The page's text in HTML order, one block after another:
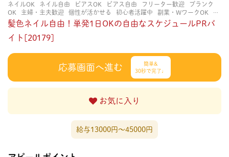
ネイルOK
ネイル自由 ピアスOK ピアス自由 フリーター歓迎
ブランク
OK
主婦・主夫歓迎 個性が活かせる 初心者活躍中 副業・WワークOK
力
仕事が少ない
単発・1日OK 即日勤務OK 土日祝のみOK 大学生歓迎
学歴
不問
平日のみOK 扶養内勤務OK 服装自由 未経験・初心者OK
業務外交
流少ない
決められた時間できっちり
迎
髪型自由 髪色自由
髪色ネイル自由！単発1日OKの自由なスケジュールPRバ
イト[20179]
応募画面へ進む
簡単&
30秒で完了♩
お気に入り
給与13000円〜45000円